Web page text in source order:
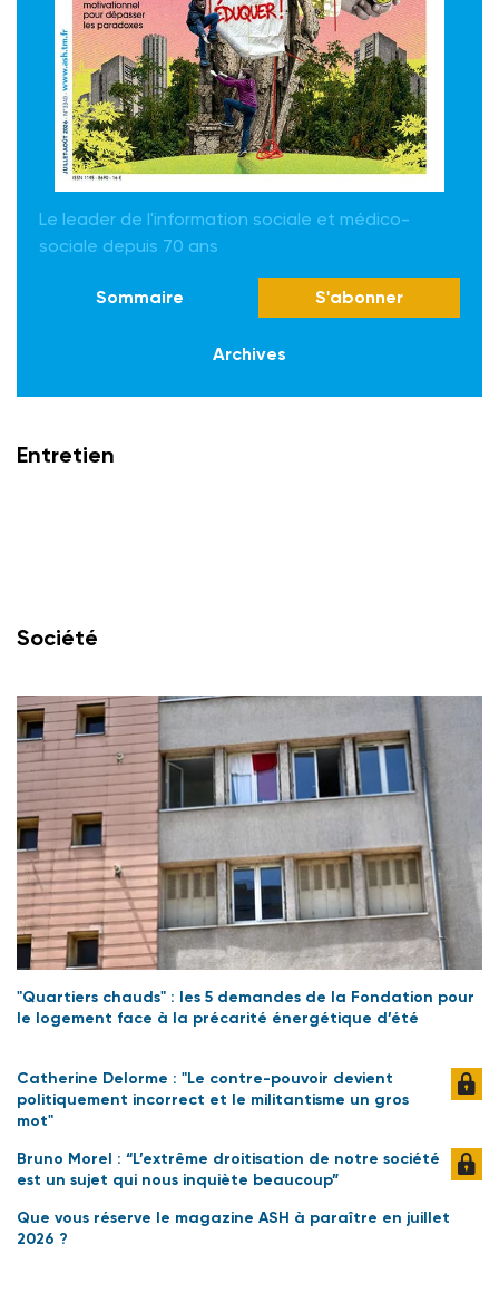
Le leader de l'information sociale et médico-
sociale depuis 70 ans
Sommaire S'abonner
Archives
Entretien
Société
"Quartiers chauds" : les 5 demandes de la Fondation pour
le logement face à la précarité énergétique d’été
Catherine Delorme : "Le contre-pouvoir devient
politiquement incorrect et le militantisme un gros
mot"
Bruno Morel : “L’extrême droitisation de notre société
est un sujet qui nous inquiète beaucoup”
Que vous réserve le magazine ASH à paraître en juillet
2026 ?